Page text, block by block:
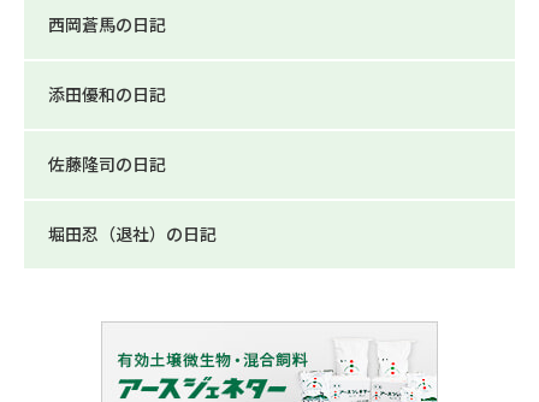
西岡蒼馬の日記
添田優和の日記
佐藤隆司の日記
堀田忍（退社）の日記